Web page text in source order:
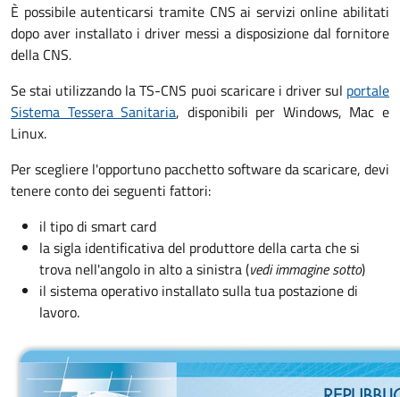
È possibile autenticarsi tramite CNS ai servizi online abilitati
dopo aver installato i driver messi a disposizione dal fornitore
della CNS.
Se stai utilizzando la TS-CNS puoi scaricare i driver sul portale
Sistema Tessera Sanitaria, disponibili per Windows, Mac e
Linux.
Per scegliere l'opportuno pacchetto software da scaricare, devi
tenere conto dei seguenti fattori:
il tipo di smart card
la sigla identificativa del produttore della carta che si
trova nell'angolo in alto a sinistra (vedi immagine sotto)
il sistema operativo installato sulla tua postazione di
lavoro.